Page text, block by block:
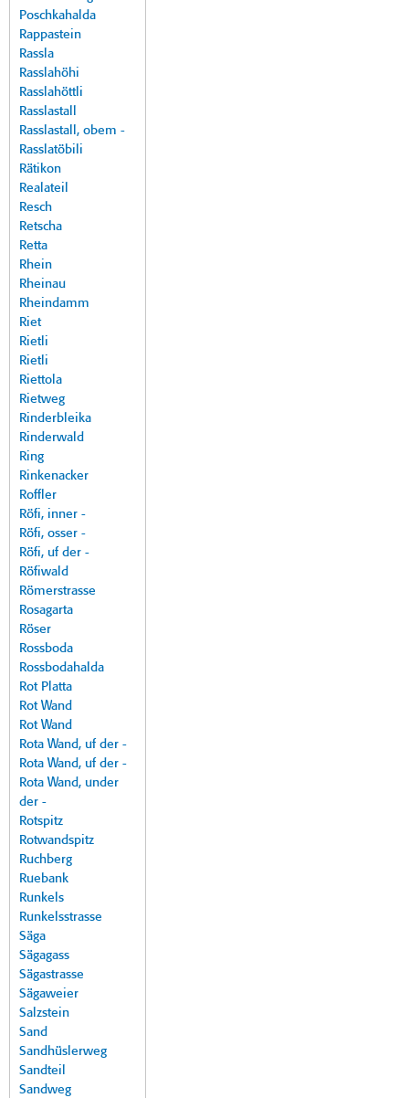
Poschkahalda
Rappastein
Rassla
Rasslahöhi
Rasslahöttli
Rasslastall
Rasslastall, obem -
Rasslatöbili
Rätikon
Realateil
Resch
Retscha
Retta
Rhein
Rheinau
Rheindamm
Riet
Rietli
Rietli
Riettola
Rietweg
Rinderbleika
Rinderwald
Ring
Rinkenacker
Roffler
Röfi, inner -
Röfi, osser -
Röfi, uf der -
Röfiwald
Römerstrasse
Rosagarta
Röser
Rossboda
Rossbodahalda
Rot Platta
Rot Wand
Rot Wand
Rota Wand, uf der -
Rota Wand, uf der -
Rota Wand, under
der -
Rotspitz
Rotwandspitz
Ruchberg
Ruebank
Runkels
Runkelsstrasse
Säga
Sägagass
Sägastrasse
Sägaweier
Salzstein
Sand
Sandhüslerweg
Sandteil
Sandweg